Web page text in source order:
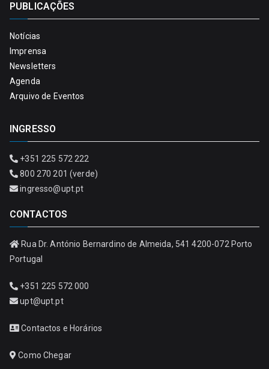
PUBLICAÇÕES
Notícias
Imprensa
Newsletters
Agenda
Arquivo de Eventos
INGRESSO
+351 225 572 222
800 270 201 (verde)
ingresso@upt.pt
CONTACTOS
Rua Dr. António Bernardino de Almeida, 541 4200-072 Porto
Portugal
+351 225 572 000
upt@upt.pt
Contactos e Horários
Como Chegar